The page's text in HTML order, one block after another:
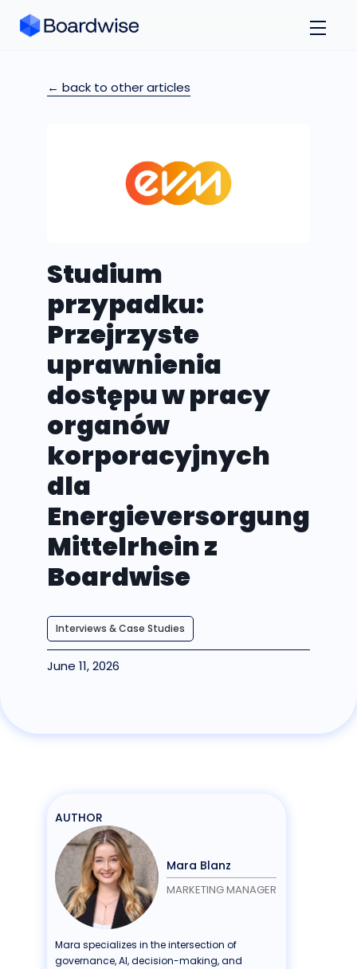
← back to other articles
Studium
przypadku:
Przejrzyste
uprawnienia
dostępu w pracy
organów
korporacyjnych
dla
Energieversorgung
Mittelrhein z
Boardwise
Interviews & Case Studies
June 11, 2026
AUTHOR
Mara Blanz
MARKETING MANAGER
Mara specializes in the intersection of
governance, AI, decision-making, and